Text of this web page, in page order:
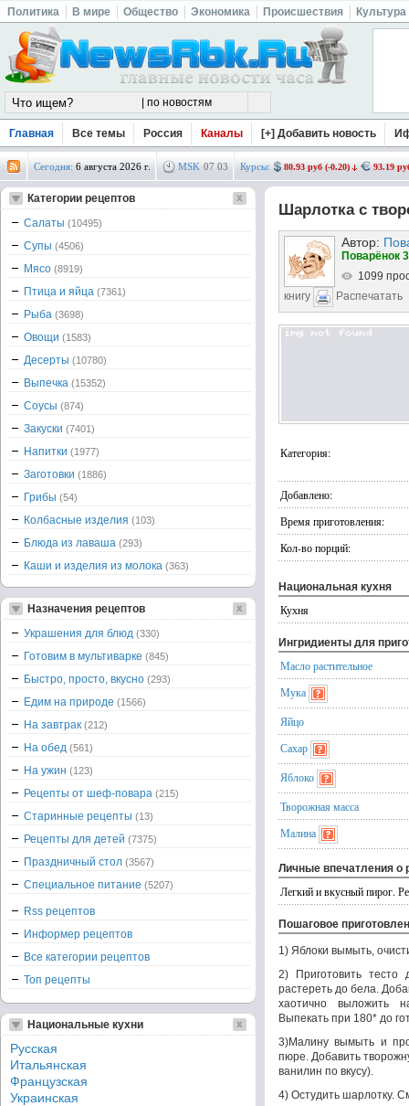
Политика В мире Общество Экономика Происшествия Культура
Главная Все темы Россия Каналы [+] Добавить новость
Сегодня: 6 августа 2026 г. MSK 07 03 Курсы: 80.93 руб (-0.20) 93.19
Шарлотка с
Автор:
Поварёнок
1099
книгу
Распечатать
Категория:
Добавлено:
Время приготовления:
Кол-во порций:
Национальная кухня
Кухня
Ингридиенты для
Масло растительное
Мука
Яйцо
Сахар
Яблоко
Творожная масса
Малина
Личные впечатления о
Легкий и вкусный пирог.
Пошаговое
1) Яблоки вымыть,
2) Приготовить
растереть до бела.
хаотично выложить
Выпекать при 180* до
3)Малину вымыть и
пюре. Добавить
ванилин по вкусу).
4) Остудить шарлотку.
Категории рецептов
Салаты (10495)
Супы (4506)
Мясо (8919)
Птица и яйца (7361)
Рыба (3698)
Овощи (1583)
Десерты (10780)
Выпечка (15352)
Соусы (874)
Закуски (7401)
Напитки (1977)
Заготовки (1886)
Грибы (54)
Колбасные изделия (103)
Блюда из лаваша (293)
Каши и изделия из молока (363)
Назначения рецептов
Украшения для блюд (330)
Готовим в мультиварке (845)
Быстро, просто, вкусно (293)
Едим на природе (1566)
На завтрак (212)
На обед (561)
На ужин (123)
Рецепты от шеф-повара (215)
Старинные рецепты (13)
Рецепты для детей (7375)
Праздничный стол (3567)
Специальное питание (5207)
Rss рецептов
Информер рецептов
Все категории рецептов
Топ рецепты
Национальные кухни
Русская
Итальянская
Французская
Украинская